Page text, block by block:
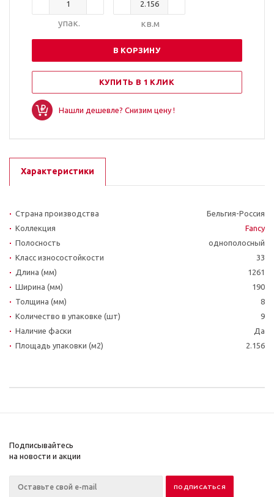
упак. кв.м
В КОРЗИНУ
КУПИТЬ В 1 КЛИК
Нашли дешевле? Снизим цену !
Характеристики
Страна производства
Бельгия-Россия
Коллекция
Fancy
Полосность
однополосный
Класс износостойкости
33
Длина (мм)
1261
Ширина (мм)
190
Толщина (мм)
8
Количество в упаковке (шт)
9
Наличие фаски
Да
Площадь упаковки (м2)
2.156
Подписывайтесь
на новости и акции